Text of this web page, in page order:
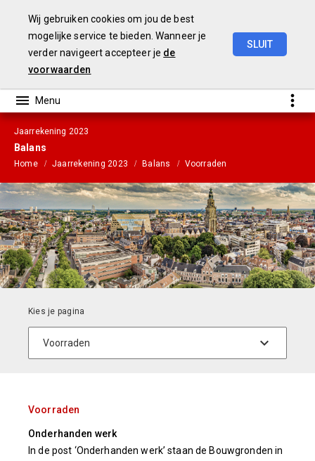
Wij gebruiken cookies om jou de best
mogelijke service te bieden. Wanneer je
verder navigeert accepteer je de
voorwaarden
SLUIT
Jaarrekening 2023
Balans
Home Jaarrekening 2023 Balans Voorraden
Voorraden
Onderhanden werk
In de post ‘Onderhanden werk’ staan de Bouwgronden in